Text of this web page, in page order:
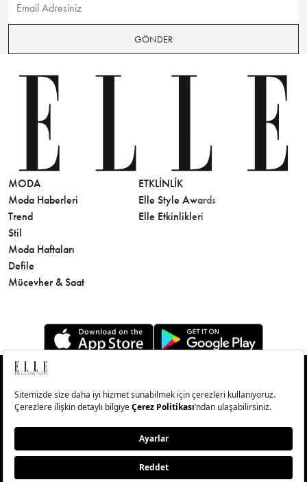
GÖNDER
MODA
Moda Haberleri
Trend
Stil
Moda Haftaları
Defile
Mücevher & Saat
ETKLINLIK
Elle Style Awards
Elle Etkinlikleri
© Big Medya Teknoloji A.Ş. Altunizade Mahallesi Kuşbakışı
Caddesi No:27/1 Üsküdar/İstanbul